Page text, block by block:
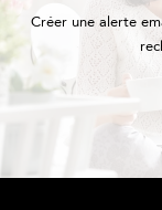
Créer une alerte